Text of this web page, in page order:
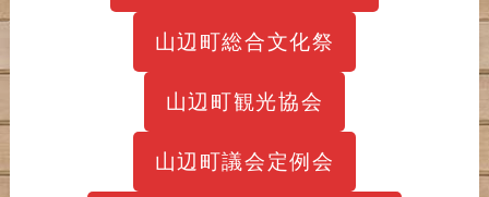
山辺町総合文化祭
山辺町観光協会
山辺町議会定例会